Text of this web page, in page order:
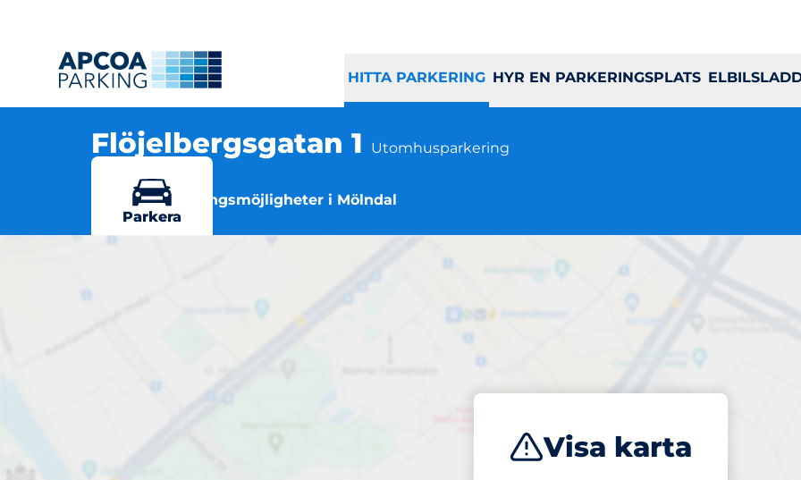
HITTA PARKERING HYR EN PARKERINGSPLATS
Flöjelbergsgatan 1
Utomhusparkering
Flera parkeringsmöjligheter i Mölndal
Visa karta
Parkera
Flöjelbergsgatan 1